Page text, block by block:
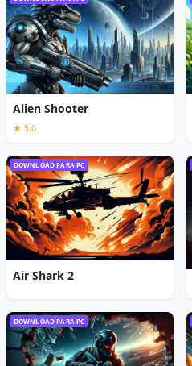
Alien Shooter
★ 5,0
DOWNLOAD PARA PC
Air Shark 2
DOWNLOAD PARA PC